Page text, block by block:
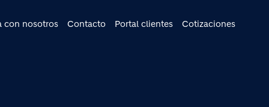
con nosotros Contacto Portal clientes Cotizaciones